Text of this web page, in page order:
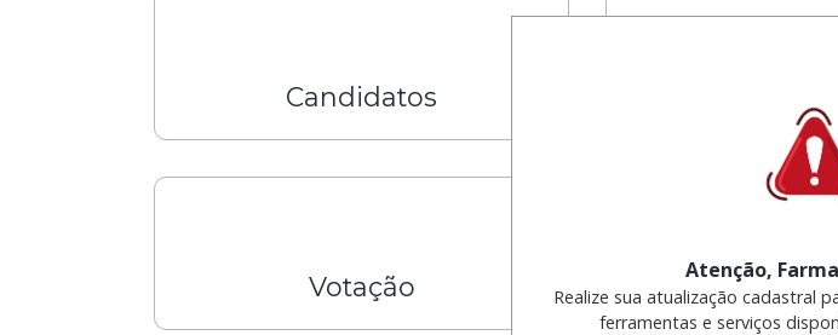
Candidatos
Votação
Atenção,
Realize sua atualização cadastral
ferramentas e serviços